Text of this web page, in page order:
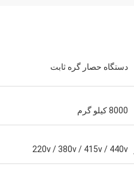
دستگاه حصار گره ثابت
8000 کیلو گرم
220v / 380v / 415v / 440v